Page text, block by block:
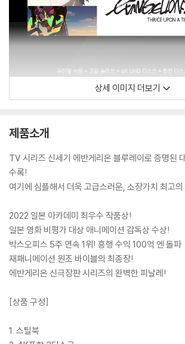
상세 이미지 더보기
제품소개
TV 시리즈 신세기 에반게리온 블루레이로 증명된
수록!
여기에 심플해서 더욱 고급스러운, 소장가치 최고
2022 일본 아카데미 최우수 작품상!
일본 영화 비평가 대상 애니메이션 감독상 수상!
박스오피스 5주 연속 1위! 흥행 수익 100억 엔 돌파
재패니메이션 원조 바이블의 최종장!
에반게리온 신극장판 시리즈의 완벽한 피날레!
[상품 구성]
1. 스틸북